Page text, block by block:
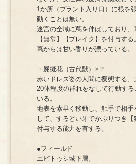
1か所（プラント入り口）に根を
動くことは無い。
迷宮の全域に蔦を伸ばしており、
【無常】【ブレイク】を付与する。
蔦からは甘い香りが漂っている。
・屍擬花（古代獣）×？
赤いドレス姿の人間に擬態する、
20体程度の群れをなして行動する
いる。
地表を素早く移動し、触手で相手
して、するどい牙でかぶりつき【
付与する能力を有する。
●フィールド
エピトゥシ城下層。